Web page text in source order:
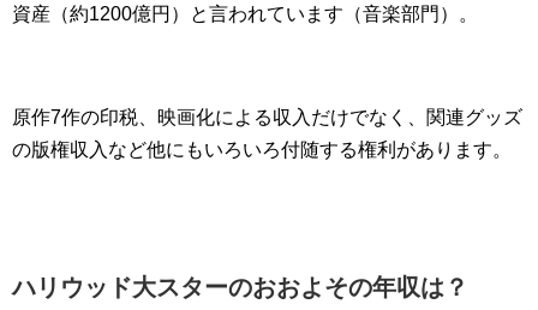
資産（約1200億円）と言われています（音楽部門）。
原作7作の印税、映画化による収入だけでなく、関連グッズ
の版権収入など他にもいろいろ付随する権利があります。
ハリウッド大スターのおおよその年収は？